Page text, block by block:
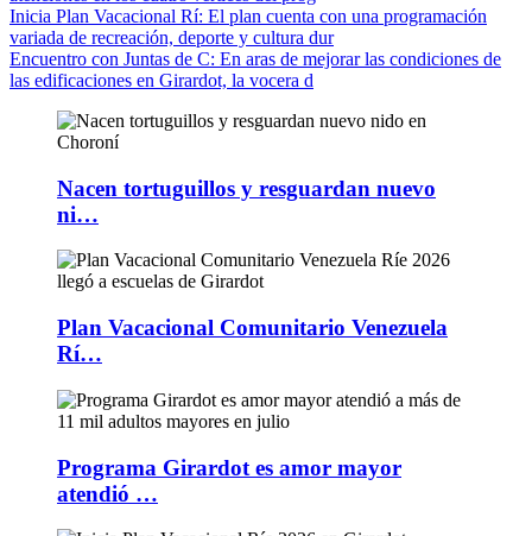
Inicia Plan Vacacional Rí: El plan cuenta con una programación
variada de recreación, deporte y cultura dur
Encuentro con Juntas de C: En aras de mejorar las condiciones de
las edificaciones en Girardot, la vocera d
Nacen tortuguillos y resguardan nuevo
ni…
Plan Vacacional Comunitario Venezuela
Rí…
Programa Girardot es amor mayor
atendió …